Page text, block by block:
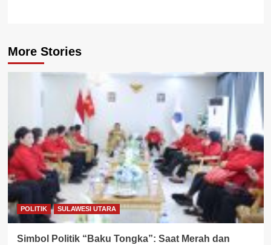
More Stories
POLITIK SULAWESI UTARA
Simbol Politik “Baku Tongka”: Saat Merah dan